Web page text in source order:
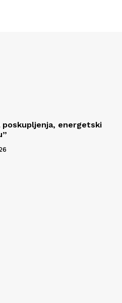
poskupljenja, energetski